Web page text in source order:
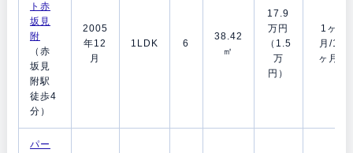
ト赤
坂見
附
（赤
坂見
附駅
徒歩4
分）
2005
年12
月
1LDK 6
38.42
㎡
17.9
万円
（1.5
万
円）
1ヶ
月/1
ヶ月
パー